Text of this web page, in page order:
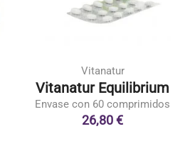
Vitanatur
Vitanatur Equilibrium
Envase con 60 comprimidos
26,80 €